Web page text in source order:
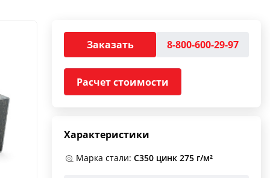
Заказать 8-800-600-29-97
Расчет стоимости
Характеристики
Марка стали: С350 цинк 275 г/м²